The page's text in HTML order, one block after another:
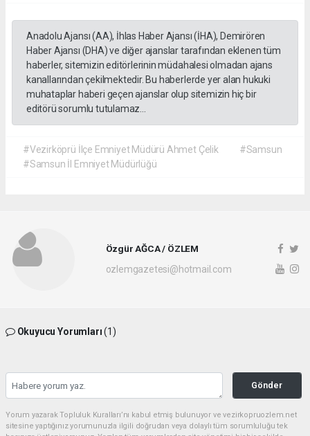
Anadolu Ajansı (AA), İhlas Haber Ajansı (İHA), Demirören
Haber Ajansı (DHA) ve diğer ajanslar tarafından eklenen tüm
haberler, sitemizin editörlerinin müdahalesi olmadan ajans
kanallarından çekilmektedir. Bu haberlerde yer alan hukuki
muhataplar haberi geçen ajanslar olup sitemizin hiç bir
editörü sorumlu tutulamaz...
#Vezirköprü İlçe Emniyet Müdürü Ahmet Çelik
#Samsun
#Samsun İl Emniyet Müdürlüğü
Özgür AĞCA / ÖZLEM
ozlemgazetesi@hotmail.com
Okuyucu Yorumları(1)
Gönder
Yorum yazarak Topluluk Kuralları’nı kabul etmiş bulunuyor ve vezirkopruozlem.net
sitesine yaptığınız yorumunuzla ilgili doğrudan veya dolaylı tüm sorumluluğu tek